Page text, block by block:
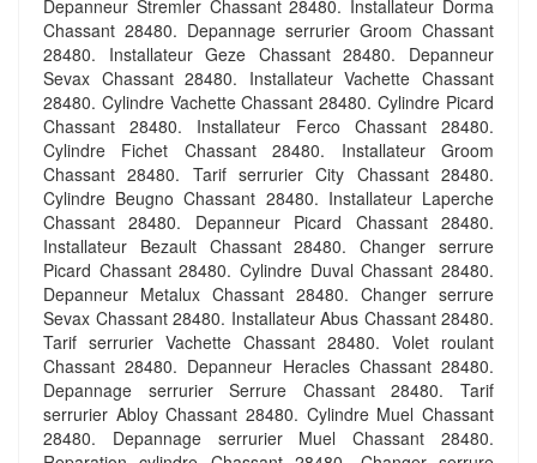
Depanneur Stremler Chassant 28480. Installateur Dorma
Chassant 28480. Depannage serrurier Groom Chassant
28480. Installateur Geze Chassant 28480. Depanneur
Sevax Chassant 28480. Installateur Vachette Chassant
28480. Cylindre Vachette Chassant 28480. Cylindre Picard
Chassant 28480. Installateur Ferco Chassant 28480.
Cylindre Fichet Chassant 28480. Installateur Groom
Chassant 28480. Tarif serrurier City Chassant 28480.
Cylindre Beugno Chassant 28480. Installateur Laperche
Chassant 28480. Depanneur Picard Chassant 28480.
Installateur Bezault Chassant 28480. Changer serrure
Picard Chassant 28480. Cylindre Duval Chassant 28480.
Depanneur Metalux Chassant 28480. Changer serrure
Sevax Chassant 28480. Installateur Abus Chassant 28480.
Tarif serrurier Vachette Chassant 28480. Volet roulant
Chassant 28480. Depanneur Heracles Chassant 28480.
Depannage serrurier Serrure Chassant 28480. Tarif
serrurier Abloy Chassant 28480. Cylindre Muel Chassant
28480. Depannage serrurier Muel Chassant 28480.